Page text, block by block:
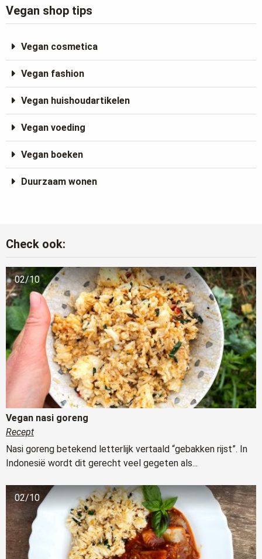
Vegan shop tips
Vegan cosmetica
Vegan fashion
Vegan huishoudartikelen
Vegan voeding
Vegan boeken
Duurzaam wonen
Check ook:
02/10
Vegan nasi goreng
Recept
Nasi goreng betekend letterlijk vertaald “gebakken rijst”. In
Indonesië wordt dit gerecht veel gegeten als...
02/10